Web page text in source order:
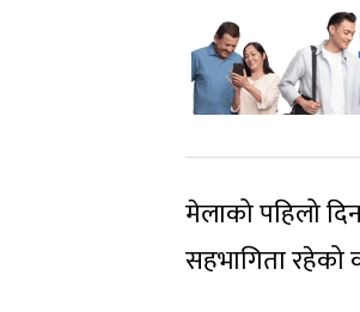
मेलाको पहिलो
सहभागिता रहेको